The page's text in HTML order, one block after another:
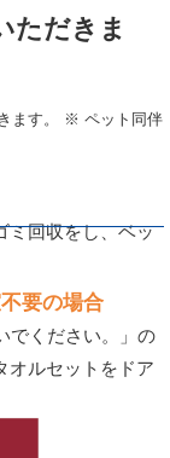
ただきま
ます。 ※ ペット同伴
ミ回収をし、ベッ
要の場合
でください。」の
オルセットをドア